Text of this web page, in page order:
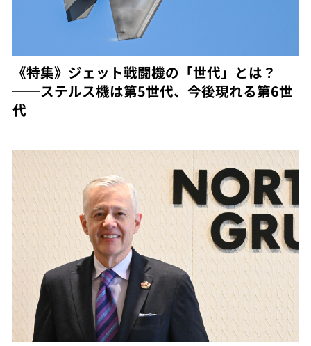
《特集》ジェット戦闘機の「世代」とは？
──ステルス機は第5世代、今後現れる第6世
代